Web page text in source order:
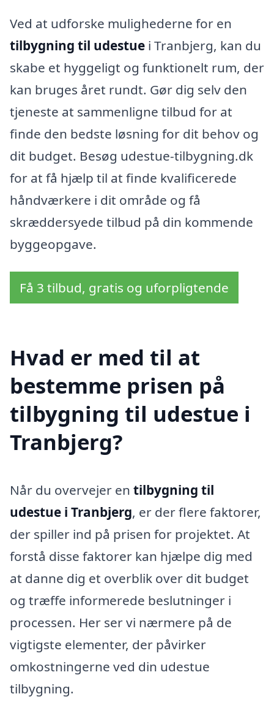
Ved at udforske mulighederne for en
tilbygning til udestue i Tranbjerg, kan du
skabe et hyggeligt og funktionelt rum, der
kan bruges året rundt. Gør dig selv den
tjeneste at sammenligne tilbud for at
finde den bedste løsning for dit behov og
dit budget. Besøg udestue-tilbygning.dk
for at få hjælp til at finde kvalificerede
håndværkere i dit område og få
skræddersyede tilbud på din kommende
byggeopgave.
Få 3 tilbud, gratis og uforpligtende
Hvad er med til at
bestemme prisen på
tilbygning til udestue i
Tranbjerg?
Når du overvejer en tilbygning til
udestue i Tranbjerg, er der flere faktorer,
der spiller ind på prisen for projektet. At
forstå disse faktorer kan hjælpe dig med
at danne dig et overblik over dit budget
og træffe informerede beslutninger i
processen. Her ser vi nærmere på de
vigtigste elementer, der påvirker
omkostningerne ved din udestue
tilbygning.